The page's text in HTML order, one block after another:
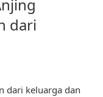
dari
dari keluarga dan